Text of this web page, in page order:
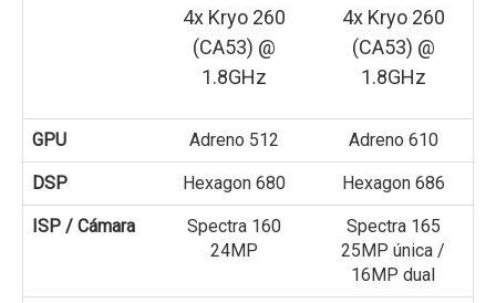
4x Kryo 260
(CA53) @
1.8GHz
4x Kryo 260
(CA53) @
1.8GHz
GPU Adreno 512 Adreno 610
DSP Hexagon 680 Hexagon 686
ISP / Cámara
Spectra 160
24MP
Spectra 165
25MP única /
16MP dual